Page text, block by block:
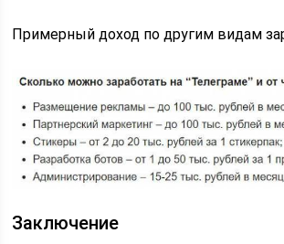
Примерный доход по другим видам
Заключение